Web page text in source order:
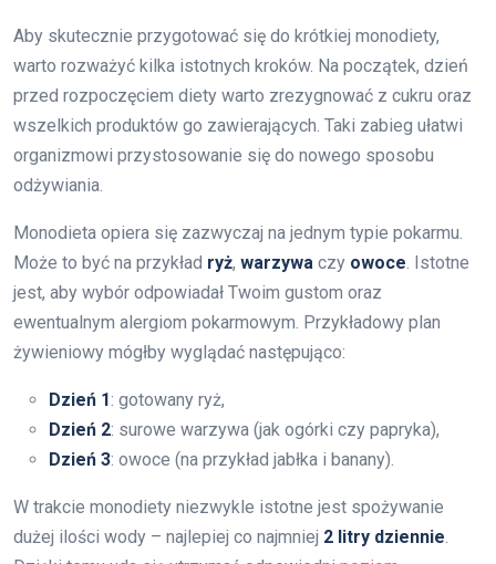
Aby skutecznie przygotować się do krótkiej monodiety,
warto rozważyć kilka istotnych kroków. Na początek, dzień
przed rozpoczęciem diety warto zrezygnować z cukru oraz
wszelkich produktów go zawierających. Taki zabieg ułatwi
organizmowi przystosowanie się do nowego sposobu
odżywiania.
Monodieta opiera się zazwyczaj na jednym typie pokarmu.
Może to być na przykład ryż, warzywa czy owoce . Istotne
jest, aby wybór odpowiadał Twoim gustom oraz
ewentualnym alergiom pokarmowym. Przykładowy plan
żywieniowy mógłby wyglądać następująco:
Dzień 1: gotowany ryż,
Dzień 2: surowe warzywa (jak ogórki czy papryka),
Dzień 3: owoce (na przykład jabłka i banany).
W trakcie monodiety niezwykle istotne jest spożywanie
dużej ilości wody – najlepiej co najmniej 2 litry dziennie